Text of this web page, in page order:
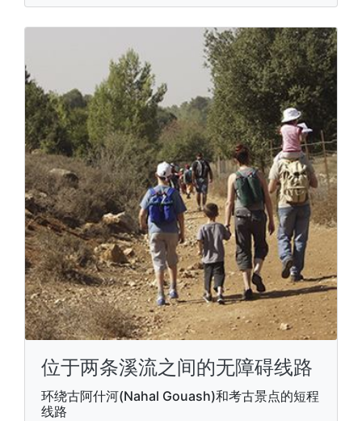
位于两条溪流之间的无障碍线路
环绕古阿什河(Nahal Gouash)和考古景点的短程
线路